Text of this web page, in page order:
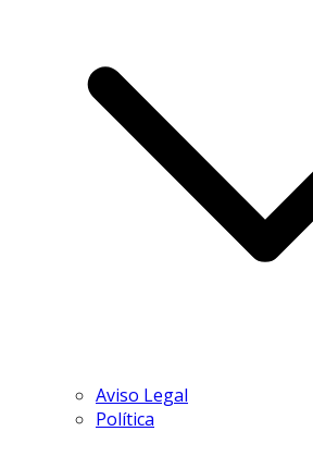
Aviso Legal
Política